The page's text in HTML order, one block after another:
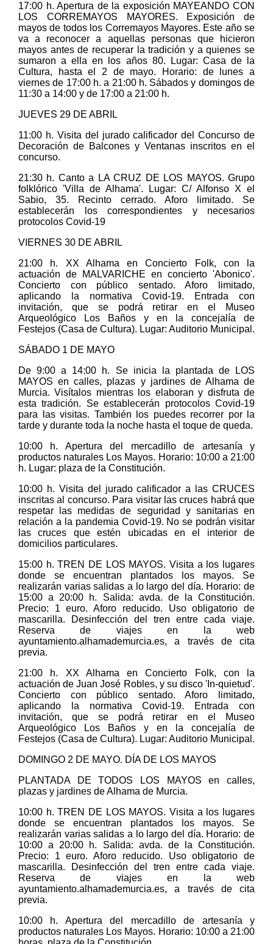
17:00 h. Apertura de la exposición MAYEANDO CON
LOS CORREMAYOS MAYORES. Exposición de
mayos de todos los Corremayos Mayores. Este año se
va a reconocer a aquellas personas que hicieron
mayos antes de recuperar la tradición y a quienes se
sumaron a ella en los años 80. Lugar: Casa de la
Cultura, hasta el 2 de mayo. Horario: de lunes a
viernes de 17:00 h. a 21:00 h. Sábados y domingos de
11:30 a 14:00 y de 17:00 a 21:00 h.
JUEVES 29 DE ABRIL
11:00 h. Visita del jurado calificador del Concurso de
Decoración de Balcones y Ventanas inscritos en el
concurso.
21:30 h. Canto a LA CRUZ DE LOS MAYOS. Grupo
folklórico 'Villa de Alhama'. Lugar: C/ Alfonso X el
Sabio, 35. Recinto cerrado. Aforo limitado. Se
establecerán los correspondientes y necesarios
protocolos Covid-19
VIERNES 30 DE ABRIL
21:00 h. XX Alhama en Concierto Folk, con la
actuación de MALVARICHE en concierto 'Abonico'.
Concierto con público sentado. Aforo limitado,
aplicando la normativa Covid-19. Entrada con
invitación, que se podrá retirar en el Museo
Arqueológico Los Baños y en la concejalía de
Festejos (Casa de Cultura). Lugar: Auditorio Municipal.
SÁBADO 1 DE MAYO
De 9:00 a 14:00 h. Se inicia la plantada de LOS
MAYOS en calles, plazas y jardines de Alhama de
Murcia. Visítalos mientras los elaboran y disfruta de
esta tradición. Se establecerán protocolos Covid-19
para las visitas. También los puedes recorrer por la
tarde y durante toda la noche hasta el toque de queda.
10:00 h. Apertura del mercadillo de artesanía y
productos naturales Los Mayos. Horario: 10:00 a 21:00
h. Lugar: plaza de la Constitución.
10:00 h. Visita del jurado calificador a las CRUCES
inscritas al concurso. Para visitar las cruces habrá que
respetar las medidas de seguridad y sanitarias en
relación a la pandemia Covid-19. No se podrán visitar
las cruces que estén ubicadas en el interior de
domicilios particulares.
15:00 h. TREN DE LOS MAYOS. Visita a los lugares
donde se encuentran plantados los mayos. Se
realizarán varias salidas a lo largo del día. Horario: de
15:00 a 20:00 h. Salida: avda. de la Constitución.
Precio: 1 euro. Aforo reducido. Uso obligatorio de
mascarilla. Desinfección del tren entre cada viaje.
Reserva de viajes en la web
ayuntamiento.alhamademurcia.es, a través de cita
previa.
21:00 h. XX Alhama en Concierto Folk, con la
actuación de Juan José Robles, y su disco 'In-quietud'.
Concierto con público sentado. Aforo limitado,
aplicando la normativa Covid-19. Entrada con
invitación, que se podrá retirar en el Museo
Arqueológico Los Baños y en la concejalía de
Festejos (Casa de Cultura). Lugar: Auditorio Municipal.
DOMINGO 2 DE MAYO. DÍA DE LOS MAYOS
PLANTADA DE TODOS LOS MAYOS en calles,
plazas y jardines de Alhama de Murcia.
10:00 h. TREN DE LOS MAYOS. Visita a los lugares
donde se encuentran plantados los mayos. Se
realizarán varias salidas a lo largo del día. Horario: de
10:00 a 20:00 h. Salida: avda. de la Constitución.
Precio: 1 euro. Aforo reducido. Uso obligatorio de
mascarilla. Desinfección del tren entre cada viaje.
Reserva de viajes en la web
ayuntamiento.alhamademurcia.es, a través de cita
previa.
10:00 h. Apertura del mercadillo de artesanía y
productos naturales Los Mayos. Horario: 10:00 a 21:00